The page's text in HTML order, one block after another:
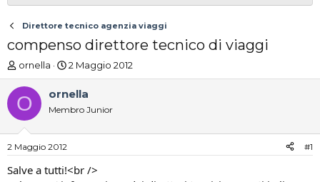
Direttore tecnico agenzia viaggi
compenso direttore tecnico di viaggi
A
u
t
o
e
i
s
ornella
D
a
t
d
n
i
2 Maggio 2012
O ornella
Membro Junior
2 Maggio 2012 #1
Salve a tutti!<br />